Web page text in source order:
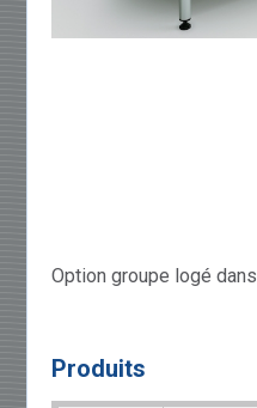
Option groupe logé
Produits